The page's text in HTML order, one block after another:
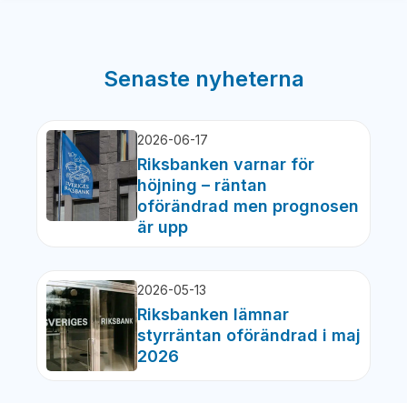
Senaste nyheterna
2026-06-17
Riksbanken varnar för
höjning – räntan
oförändrad men prognosen
är upp
2026-05-13
Riksbanken lämnar
styrräntan oförändrad i maj
2026